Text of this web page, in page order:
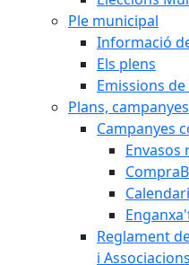
Ple municipal
Informació
Els plens
Emissions
Plans,
Campanyes
Envasos
Reglament
i Associacions